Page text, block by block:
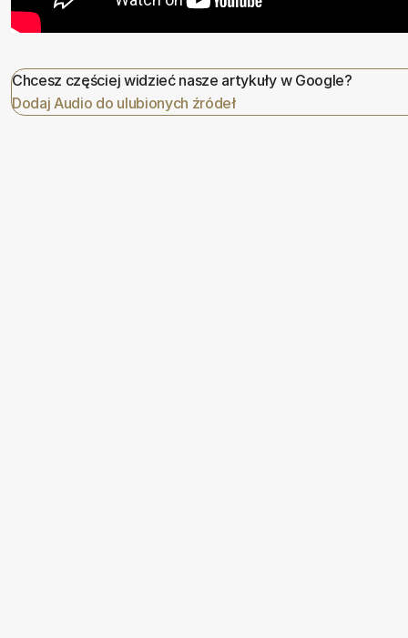
Chcesz częściej widzieć nasze artykuły w Google?
Dodaj Audio do ulubionych źródeł